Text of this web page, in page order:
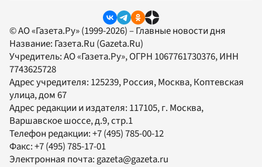
© АО «Газета.Ру» (1999-2026) – Главные новости дня
Название: Газета.Ru (Gazeta.Ru)
Учредитель:АО «Газета.Ру», ОГРН 1067761730376, ИНН
7743625728
Адрес учредителя: 125239, Россия, Москва, Коптевская
улица, дом 67
Адрес редакции и издателя: 117105, г. Москва,
Варшавское шоссе, д.9, стр.1
Телефон редакции:+7 (495) 785-00-12
Факс:+7 (495) 785-17-01
Электронная почта:gazeta@gazeta.ru